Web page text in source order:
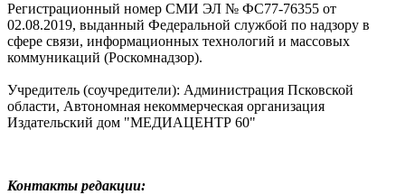
Регистрационный номер СМИ ЭЛ № ФС77-76355 от
02.08.2019, выданный Федеральной службой по надзору в
сфере связи, информационных технологий и массовых
коммуникаций (Роскомнадзор).
Учредитель (соучредители): Администрация Псковской
области, Автономная некоммерческая организация
Издательский дом "МЕДИАЦЕНТР 60"
Контакты редакции: